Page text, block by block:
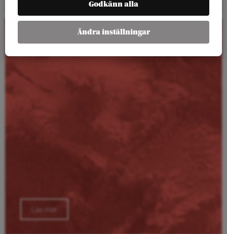
Kalender
Läs mer
Godkänn alla
Ändra inställningar